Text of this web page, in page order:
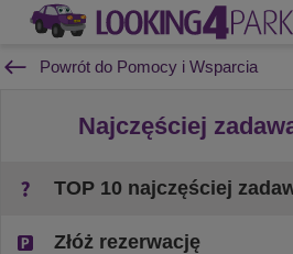
Powrót do Pomocy i Wsparcia
Najczęściej
TOP 10 najczęściej
Złóż rezerwację